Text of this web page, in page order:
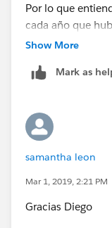
Por lo que
cada año que
Diego
Show More
Mark as
samantha leon
Mar 1, 2019, 2:21 PM
Gracias Diego